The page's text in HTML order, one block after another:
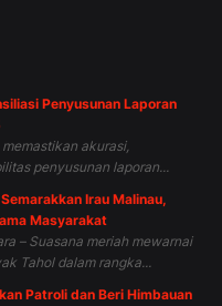
Penyusunan Laporan
akurasi,
penyusunan laporan...
Irau Malinau,
Masyarakat
– Suasana meriah mewarnai
Tahol dalam rangka...
Patroli dan Beri Himbauan